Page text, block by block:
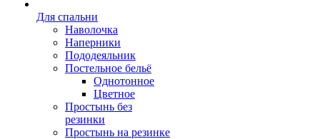
Для спальни
Наволочка
Наперники
Пододеяльник
Постельное бельё
Однотонное
Цветное
Простынь без
резинки
Простынь на резинке